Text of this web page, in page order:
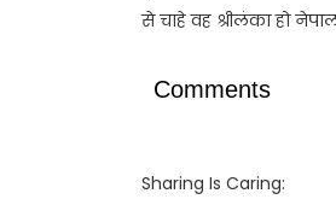
से चाहे वह श्रीलंका हो
Comments
Sharing Is Caring: